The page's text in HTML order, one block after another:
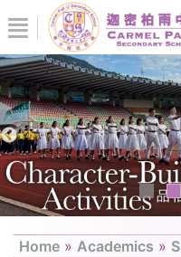
Home » Academics »